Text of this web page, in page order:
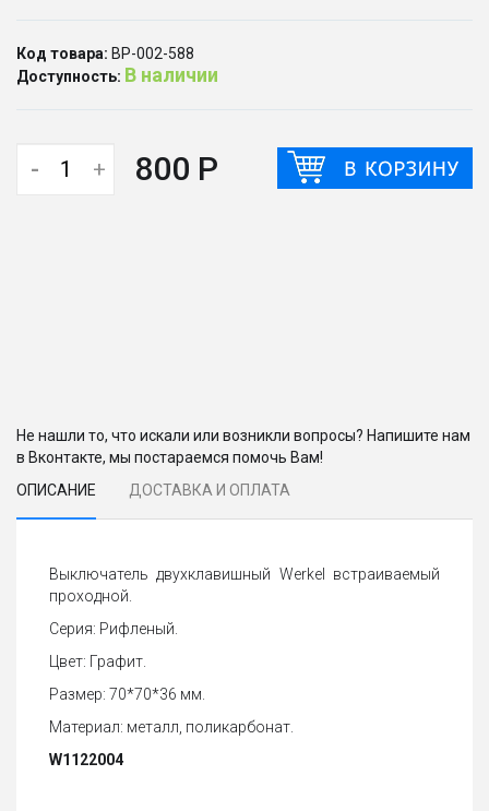
Код товара: ВР-002-588
Доступность: В наличии
- + 800 Р
Не нашли то, что искали или возникли вопросы? Напишите нам
в Вконтакте, мы постараемся помочь Вам!
ОПИСАНИЕ
ДОСТАВКА И ОПЛАТА
Выключатель двухклавишный Werkel встраиваемый
проходной.
Серия: Рифленый.
Цвет: Графит.
Размер: 70*70*36 мм.
Материал: металл, поликарбонат.
W1122004